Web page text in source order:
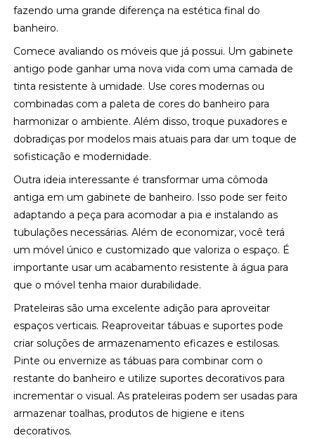
fazendo uma grande diferença na estética final do
banheiro.
Comece avaliando os móveis que já possui. Um gabinete
antigo pode ganhar uma nova vida com uma camada de
tinta resistente à umidade. Use cores modernas ou
combinadas com a paleta de cores do banheiro para
harmonizar o ambiente. Além disso, troque puxadores e
dobradiças por modelos mais atuais para dar um toque de
sofisticação e modernidade.
Outra ideia interessante é transformar uma cômoda
antiga em um gabinete de banheiro. Isso pode ser feito
adaptando a peça para acomodar a pia e instalando as
tubulações necessárias. Além de economizar, você terá
um móvel único e customizado que valoriza o espaço. É
importante usar um acabamento resistente à água para
que o móvel tenha maior durabilidade.
Prateleiras são uma excelente adição para aproveitar
espaços verticais. Reaproveitar tábuas e suportes pode
criar soluções de armazenamento eficazes e estilosas.
Pinte ou envernize as tábuas para combinar com o
restante do banheiro e utilize suportes decorativos para
incrementar o visual. As prateleiras podem ser usadas para
armazenar toalhas, produtos de higiene e itens
decorativos.